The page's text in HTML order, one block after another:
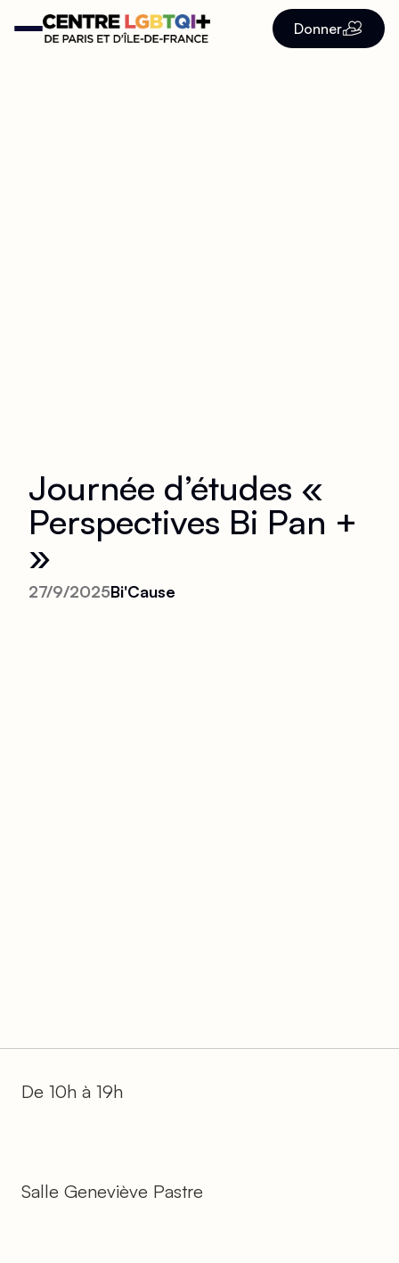
Donner
Journée d’études «
Perspectives Bi Pan +
»
27/9/2025Bi'Cause
De 10h à 19h
Salle Geneviève Pastre